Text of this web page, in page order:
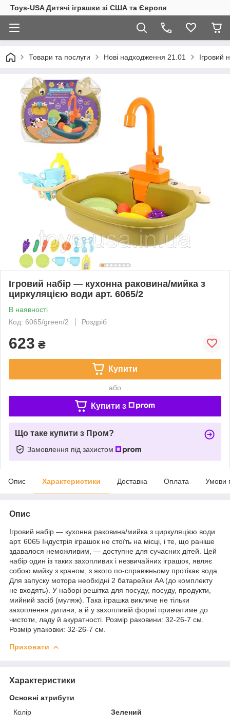
Toys-USA Дитячі іграшки зі США та Європи
Товари та послуги Нові надходження 21.01 Ігровий
Ігровий набір — кухонна раковина/мийка з
циркуляцією води арт. 6065/2
В наявності
Код: 6065/green/2
Роздріб
623 ₴
Купити
або
Купити з
Що таке купити з Пром?
Замовлення під захистом
Опис Характеристики Доставка Оплата Умови
Опис
Ігровий набір — кухонна раковина/мийка з циркуляцією води
арт. 6065 Індустрія іграшок не стоїть на місці, і те, що раніше
здавалося неможливим, — доступне для сучасних дітей. Цей
набір один із таких захопливих і незвичайних іграшок, являє
собою мийку з краном, з якого по-справжньому протікає вода.
Для запуску мотора необхідні 2 батарейки AA (до комплекту
не входять). У наборі решітка для посуду, посуду, продукти,
мийний засіб (муляж). Така іграшка викличе не тільки
захоплення дитини, а й у захопливій формі привчатиме до
чистоти, ладу й акуратності. Розмір раковини: 32-26-7 см.
Розмір упаковки: 32-26-7 см.
Приховати
Характеристики
Основні атрибути
Колір
Зелений